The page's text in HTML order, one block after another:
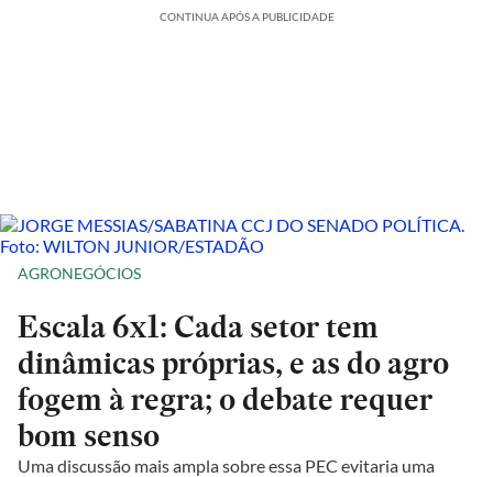
CONTINUA APÓS A PUBLICIDADE
AGRONEGÓCIOS
Escala 6x1: Cada setor tem
dinâmicas próprias, e as do agro
fogem à regra; o debate requer
bom senso
Uma discussão mais ampla sobre essa PEC evitaria uma